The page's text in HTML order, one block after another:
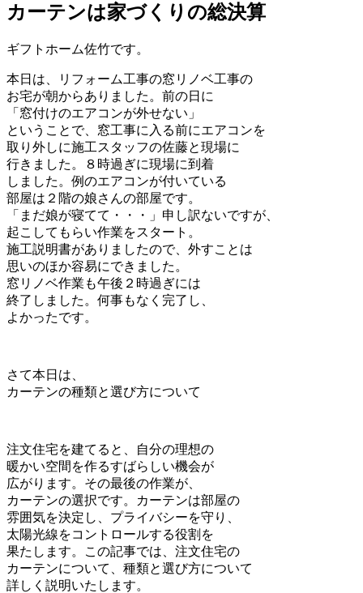
カーテンは家づくりの総決算
ギフトホーム佐竹です。
本日は、リフォーム工事の窓リノベ工事の
お宅が朝からありました。前の日に
「窓付けのエアコンが外せない」
ということで、窓工事に入る前にエアコンを
取り外しに施工スタッフの佐藤と現場に
行きました。８時過ぎに現場に到着
しました。例のエアコンが付いている
部屋は２階の娘さんの部屋です。
「まだ娘が寝てて・・・」申し訳ないですが、
起こしてもらい作業をスタート。
施工説明書がありましたので、外すことは
思いのほか容易にできました。
窓リノベ作業も午後２時過ぎには
終了しました。何事もなく完了し、
よかったです。
さて本日は、
カーテンの種類と選び方について
注文住宅を建てると、自分の理想の
暖かい空間を作るすばらしい機会が
広がります。その最後の作業が、
カーテンの選択です。カーテンは部屋の
雰囲気を決定し、プライバシーを守り、
太陽光線をコントロールする役割を
果たします。この記事では、注文住宅の
カーテンについて、種類と選び方について
詳しく説明いたします。